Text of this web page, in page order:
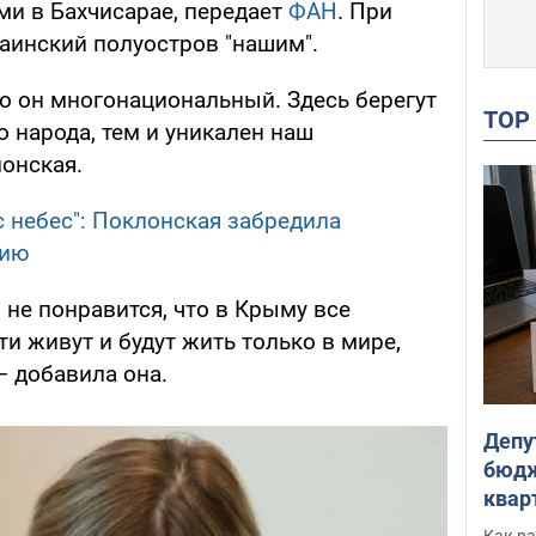
в Бахчисарае, передает ФАН. При
полуостров "нашим".
многонациональный. Здесь берегут
народа, тем и уникален наш
Поклонская забредила
понравится, что в Крыму все
живут и будут жить только в мире,
добавила она.